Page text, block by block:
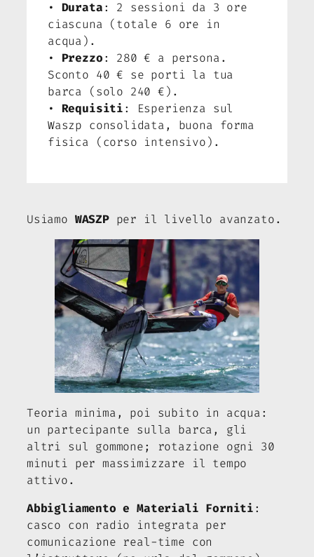
• Durata: 2 sessioni da 3 ore
ciascuna (totale 6 ore in
acqua).
• Prezzo: 280 € a persona.
Sconto 40 € se porti la tua
barca (solo 240 €).
• Requisiti: Esperienza sul
Waszp consolidata, buona forma
fisica (corso intensivo).
Usiamo WASZPper il livello avanzato.
Teoria minima, poi subito in acqua:
un partecipante sulla barca, gli
altri sul gommone; rotazione ogni 30
minuti per massimizzare il tempo
attivo.
Abbigliamento e Materiali Forniti:
casco con radio integrata per
comunicazione real-time con